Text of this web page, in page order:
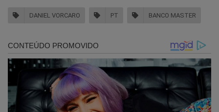
DANIEL VORCARO PT BANCO MASTER